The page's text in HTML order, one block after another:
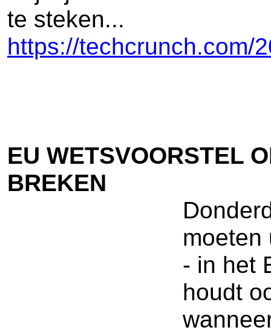
te steken...
https://techcrunch.com/
EU WETSVOORSTEL
BREKEN
moeten
- in het
houdt